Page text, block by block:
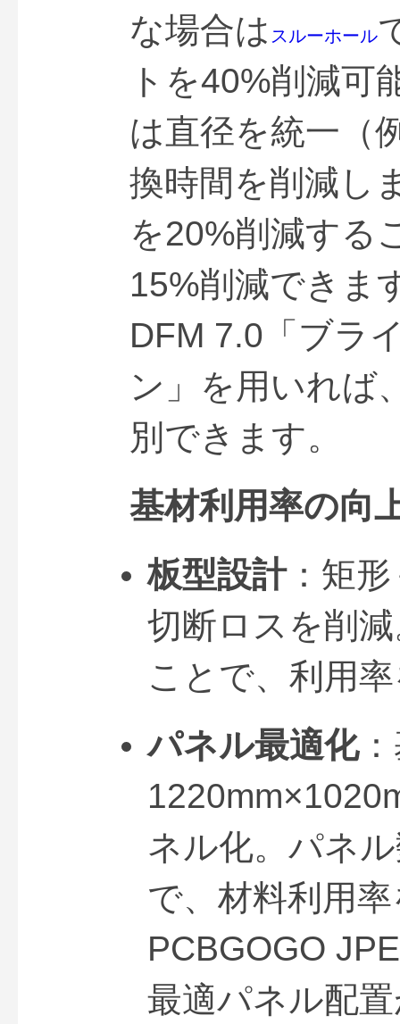
な場合は スルーホール
トを40%削減可
は直径を統一（
換時間を削減し
を20%削減する
15%削減できま
DFM 7.0「ブラ
ン」を用いれば
別できます。
基材利用率の向
板型設計：矩
切断ロスを削
ことで、利用
パネル最適化
ネル化。パネ
で、材料利用
PCBGOGO
最適パネル配